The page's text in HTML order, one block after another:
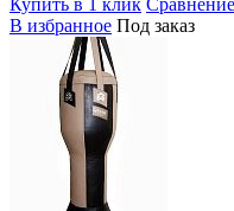
В избранное Под заказ